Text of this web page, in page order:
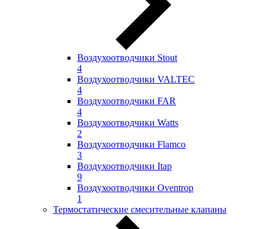
Воздухоотводчики Stout
4
Воздухоотводчики VALTEC
4
Воздухоотводчики FAR
4
Воздухоотводчики Watts
2
Воздухоотводчики Flamco
3
Воздухоотводчики Itap
9
Воздухоотводчики Oventrop
1
Термостатические смесительные клапаны